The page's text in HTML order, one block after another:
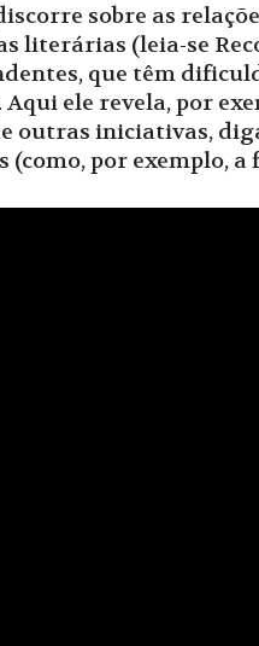
sobre as
literárias (leia-se
que têm
ele revela, por
outras iniciativas,
por exemplo, a